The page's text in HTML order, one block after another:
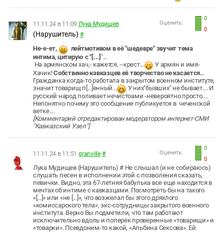
0
0
Оценить:
11.11.24 в 11:09 Лука Мудищев
(Нарушитель) #
Не-е-ет,
лейтмотивом в её "шедевре" звучит тема
интима, цитирую с "[...] "...
На армянском хач,- кажется, --крест...
У армян и имя-
Хачик!Собственно кавказцев её творчество не касается..
Гражданка когда-то работала в закрытом военном институте,
значит товарищ п[...]енный...
У них"бывших" не бывает.... И
русский народ поливает нечистоами -невероятно просто....
Непонятно почему это сообщение публикуется в чеченской
ветке....
[Комментарий отредактирован модератором интернет-СМИ
"Кавказский Узел"]
0
0
Оценить:
11.11.24 в 11:51 granville #
Лука Мудищев (Нарушитель) # Не слышал (и не собираюсь)
слушать песен в исполнении этой с позволения сказать,
певички. Видно, эта 67-летняя бабулька все еще находится в
мечтах об интиме с кавказцами. Посмотреть бы на такого
«[...]» или «не [...]», что возжелал бы этого дряхлого
«комиссарского тела», экс-сотрудницы закрытого военного
института. Верно Вы подметили, что там работают
исключительно вдоль и поперек проверенные «товарищи» и
«товарки». Псевдоним-то какой, «Альбина Сексова». Ей